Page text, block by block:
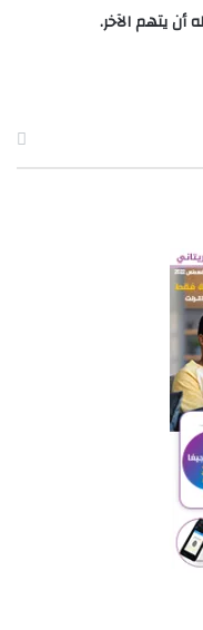
يتهم الآخر.